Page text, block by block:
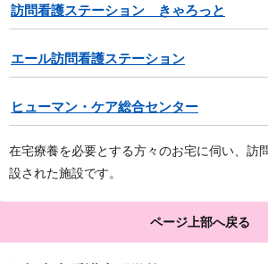
訪問看護ステーション きゃろっと
エール訪問看護ステーション
ヒューマン・ケア総合センター
在宅療養を必要とする方々のお宅に伺い、訪
設された施設です。
ページ上部へ戻る